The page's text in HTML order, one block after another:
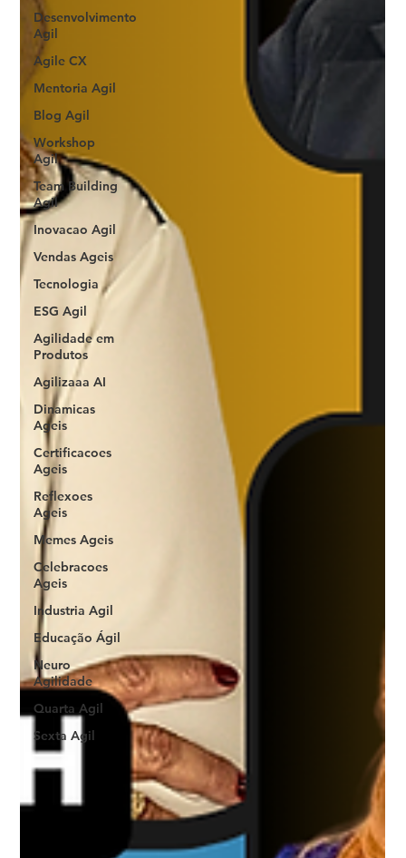
Desenvolvimento
Agil
Agile CX
Mentoria Agil
Blog Agil
Workshop
Agil
Team Building
Agil
Inovacao Agil
Vendas Ageis
Tecnologia
ESG Agil
Agilidade em
Produtos
Agilizaaa AI
Dinamicas
Ageis
Certificacoes
Ageis
Reflexoes
Ageis
Memes Ageis
Celebracoes
Ageis
Industria Agil
Educação Ágil
Neuro
Agilidade
Quarta Agil
Sexta Agil